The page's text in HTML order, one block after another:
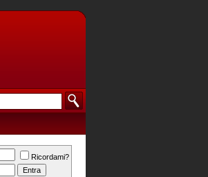
Ricordami?